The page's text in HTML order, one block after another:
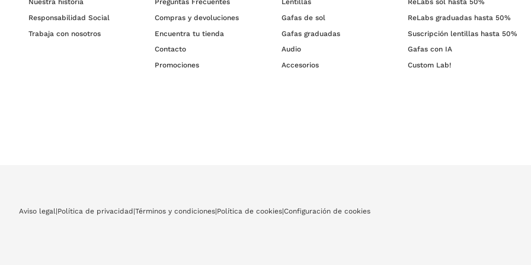
Nuestra historia
Responsabilidad Social
Trabaja con nosotros
Preguntas Frecuentes
Compras y devoluciones
Encuentra tu tienda
Contacto
Promociones
Lentillas
Gafas de sol
Gafas graduadas
Audio
Accesorios
ReLabs sol hasta 50%
ReLabs graduadas hasta 50%
Suscripción lentillas hasta 50%
Gafas con IA
Custom Lab!
Aviso legal|Política de privacidad |Términos y condiciones|Política de cookies|Configuración de cookies